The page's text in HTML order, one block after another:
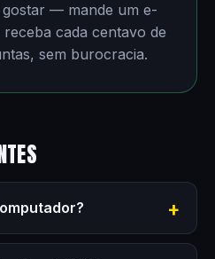
gostar — mande um e-
receba cada centavo de
sem burocracia.